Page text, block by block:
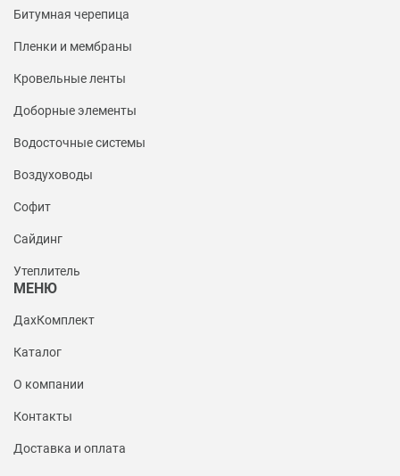
Битумная черепица
Пленки и мембраны
Кровельные ленты
Доборные элементы
Водосточные системы
Воздуховоды
Софит
Сайдинг
Утеплитель
МЕНЮ
ДахКомплект
Каталог
О компании
Контакты
Доставка и оплата